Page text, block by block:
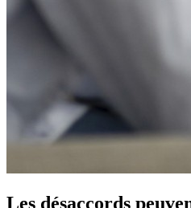
Les désaccords